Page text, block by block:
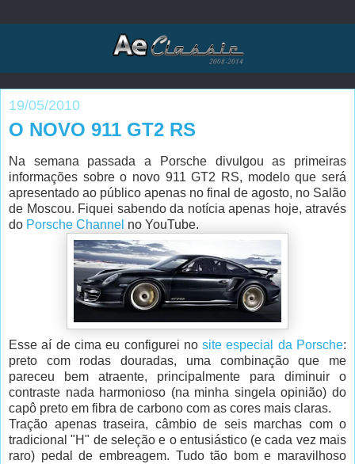
19/05/2010
O NOVO 911 GT2 RS
Na semana passada a Porsche divulgou as primeiras
informações sobre o novo 911 GT2 RS, modelo que será
apresentado ao público apenas no final de agosto, no Salão
de Moscou. Fiquei sabendo da notícia apenas hoje, através
do Porsche Channel no YouTube.
Esse aí de cima eu configurei nosite especial da Porsche:
preto com rodas douradas, uma combinação que me
pareceu bem atraente, principalmente para diminuir o
contraste nada harmonioso (na minha singela opinião) do
capô preto em fibra de carbono com as cores mais claras.
Tração apenas traseira, câmbio de seis marchas com o
tradicional "H" de seleção e o entusiástico (e cada vez mais
raro) pedal de embreagem. Tudo tão bom e maravilhoso